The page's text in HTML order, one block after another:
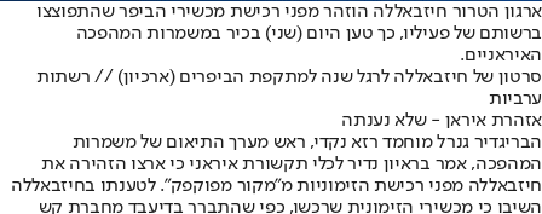
ארגון הטרור חיזבאללה הוזהר מפני רכישת מכשירי הביפר שהתפוצצו
ברשותם של פעיליו, כך טען היום (שני) בכיר במשמרות המהפכה
האיראניים.
סרטון של חיזבאללה לרגל שנה למתקפת הביפרים (ארכיון) // רשתות
ערביות
אזהרת איראן - שלא נענתה
הבריגדיר גנרל מוחמד רזא נקדי, ראש מערך התיאום של משמרות
המהפכה, אמר בראיון נדיר לכלי תקשורת איראני כי ארצו הזהירה את
חיזבאללה מפני רכישת הזימוניות מ"מקור מפוקפק". לטענתו בחיזבאללה
השיבו כי מכשירי הזימונית שרכשו, כפי שהתברר בדיעבד מחברת קש